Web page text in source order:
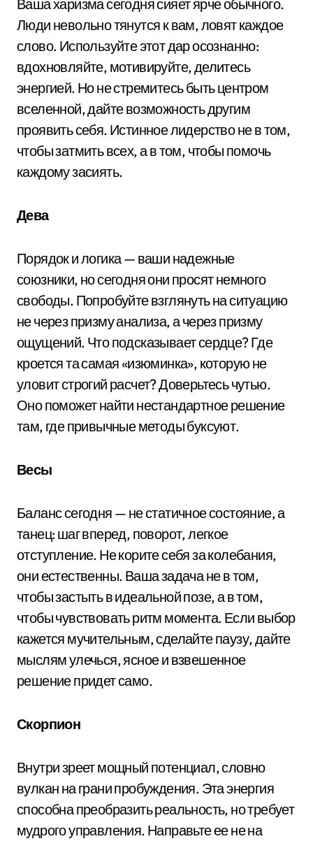
Ваша харизма сегодня сияет ярче обычного.
Люди невольно тянутся к вам, ловят каждое
слово. Используйте этот дар осознанно:
вдохновляйте, мотивируйте, делитесь
энергией. Но не стремитесь быть центром
вселенной, дайте возможность другим
проявить себя. Истинное лидерство не в том,
чтобы затмить всех, а в том, чтобы помочь
каждому засиять.
Дева
Порядок и логика — ваши надежные
союзники, но сегодня они просят немного
свободы. Попробуйте взглянуть на ситуацию
не через призму анализа, а через призму
ощущений. Что подсказывает сердце? Где
кроется та самая «изюминка», которую не
уловит строгий расчет? Доверьтесь чутью.
Оно поможет найти нестандартное решение
там, где привычные методы буксуют.
Весы
Баланс сегодня — не статичное состояние, а
танец: шаг вперед, поворот, легкое
отступление. Не корите себя за колебания,
они естественны. Ваша задача не в том,
чтобы застыть в идеальной позе, а в том,
чтобы чувствовать ритм момента. Если выбор
кажется мучительным, сделайте паузу, дайте
мыслям улечься, ясное и взвешенное
решение придет само.
Скорпион
Внутри зреет мощный потенциал, словно
вулкан на грани пробуждения. Эта энергия
способна преобразить реальность, но требует
мудрого управления. Направьте ее не на